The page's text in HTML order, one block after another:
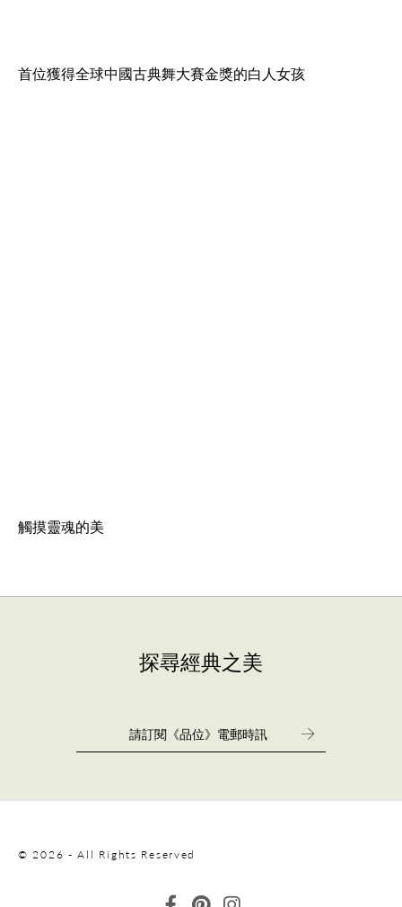
首位獲得全球中國古典舞大賽金獎的白人女孩
觸摸靈魂的美
探尋經典之美
© 2026 - All Rights Reserved